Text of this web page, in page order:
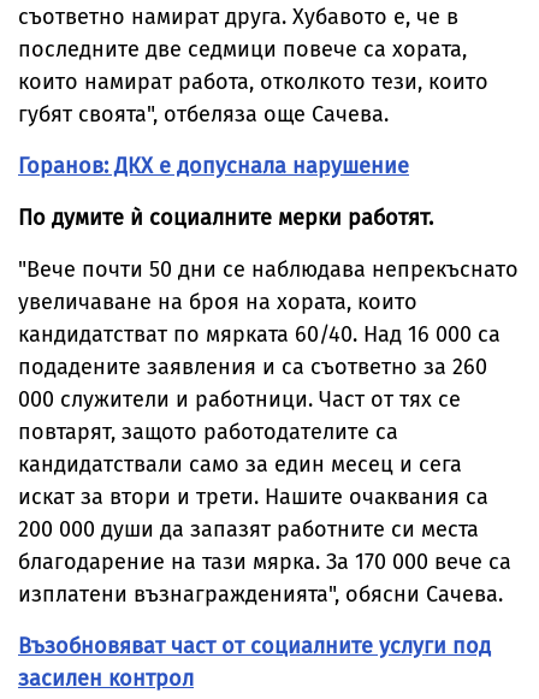
съответно намират друга. Хубавото е, че в
последните две седмици повече са хората,
които намират работа, отколкото тези, които
губят своята", отбеляза още Сачева.
Горанов: ДКХ е допуснала нарушение
По думите ѝ социалните мерки работят.
"Вече почти 50 дни се наблюдава непрекъснато
увеличаване на броя на хората, които
кандидатстват по мярката 60/40. Над 16 000 са
подадените заявления и са съответно за 260
000 служители и работници. Част от тях се
повтарят, защото работодателите са
кандидатствали само за един месец и сега
искат за втори и трети. Нашите очаквания са
200 000 души да запазят работните си места
благодарение на тази мярка. За 170 000 вече са
изплатени възнагражденията", обясни Сачева.
Възобновяват част от социалните услуги под
засилен контрол